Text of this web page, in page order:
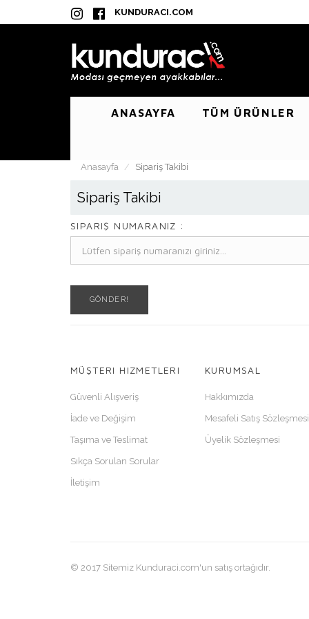
KUNDURACI.COM
ANASAYFA TÜM ÜRÜNLER
Anasayfa Sipariş Takibi
Sipariş Takibi
SIPARIŞ NUMARANIZ :
MÜŞTERI HIZMETLERI
Güvenli Alışveriş
İade ve Değişim
Taşıma ve Teslimat
Sıkça Sorulan Sorular
İletişim
KURUMSAL
Hakkımızda
Mesafeli Satış Sözleşmesi
Üyelik Sözleşmesi
© 2017 Sitemiz Kunduraci.com'un satış ortağıdır.